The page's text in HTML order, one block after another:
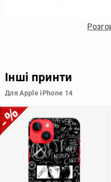
продати свій пристрій в
Узагалі, чохол для телефону -
допомагає захистити ваш
Інші принти
Для Apple iPhone 14